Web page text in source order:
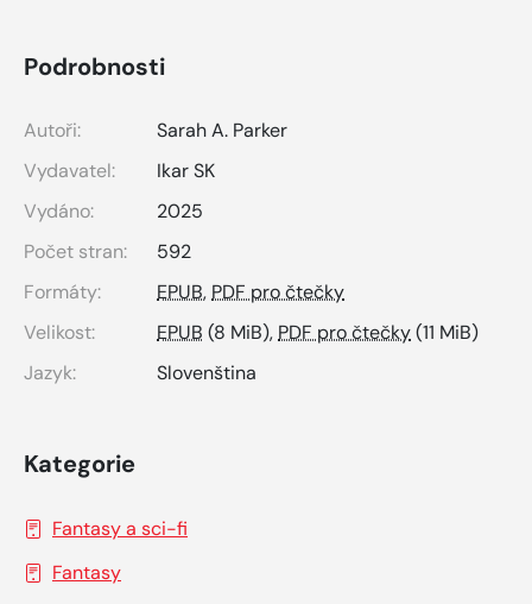
Podrobnosti
Autoři:
Sarah A. Parker
Vydavatel:
Ikar SK
Vydáno:
2025
Počet stran:
592
Formáty:
EPUB, PDF pro čtečky
Velikost:
EPUB (8 MiB), PDF pro čtečky(11 MiB)
Jazyk:
Slovenština
Kategorie
Fantasy a sci-fi
Fantasy